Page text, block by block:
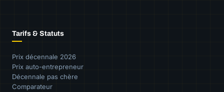
Tarifs & Statuts
Prix décennale 2026
Prix auto-entrepreneur
Décennale pas chère
Comparateur